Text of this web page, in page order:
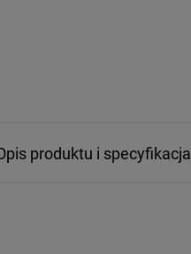
produktu i specyfikacja